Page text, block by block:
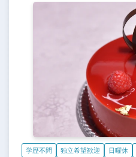
学歴不問 独立希望歓迎 日曜休